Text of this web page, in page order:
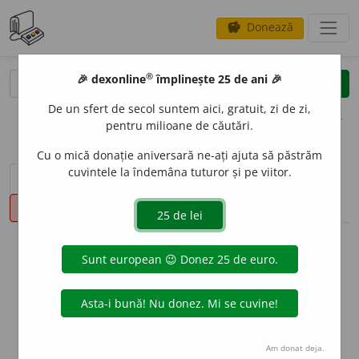
savings Donează
clear
opțiuni
sinteza definițiilor (1) definiții (12)
declinări
info
Aceste definiții sunt compilate de
echipa dexonline. Definițiile
originale se află pe filadefiniții.
Puteți reordona filele pe pagina de
🎉 dexonline® împlinește 25 de ani 🎉
De un sfert de secol suntem aici, gratuit, zi de zi,
pentru milioane de căutări.
Cu o mică donație aniversară ne-ați ajuta să păstrăm
cuvintele la îndemâna tuturor și pe viitor.
Am donat deja.